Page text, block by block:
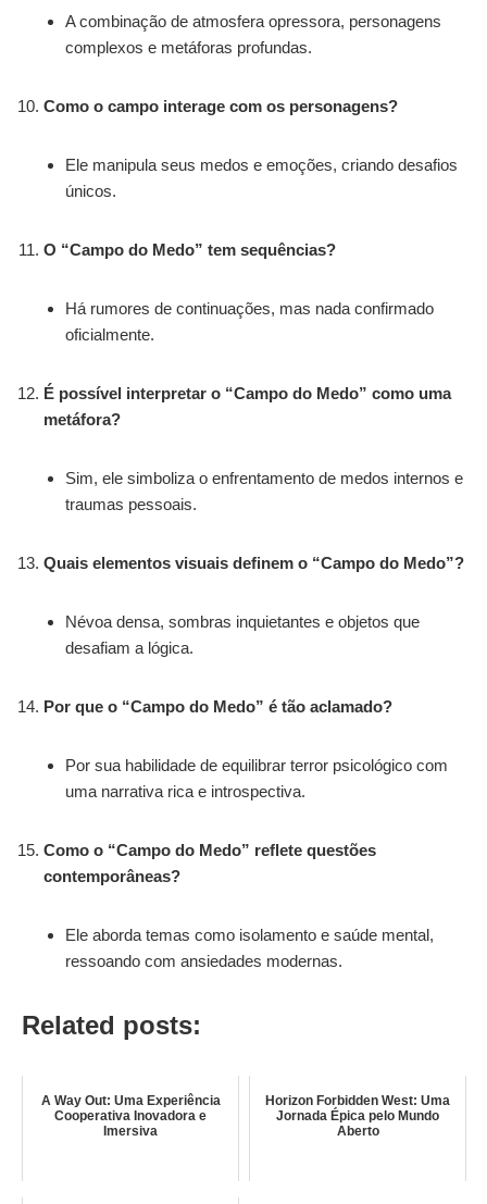
A combinação de atmosfera opressora, personagens
complexos e metáforas profundas.
Como o campo interage com os personagens?
Ele manipula seus medos e emoções, criando desafios
únicos.
O “Campo do Medo” tem sequências?
Há rumores de continuações, mas nada confirmado
oficialmente.
É possível interpretar o “Campo do Medo” como uma
metáfora?
Sim, ele simboliza o enfrentamento de medos internos e
traumas pessoais.
Quais elementos visuais definem o “Campo do Medo”?
Névoa densa, sombras inquietantes e objetos que
desafiam a lógica.
Por que o “Campo do Medo” é tão aclamado?
Por sua habilidade de equilibrar terror psicológico com
uma narrativa rica e introspectiva.
Como o “Campo do Medo” reflete questões
contemporâneas?
Ele aborda temas como isolamento e saúde mental,
ressoando com ansiedades modernas.
Related posts:
A Way Out: Uma Experiência
Cooperativa Inovadora e
Imersiva
Horizon Forbidden West: Uma
Jornada Épica pelo Mundo
Aberto